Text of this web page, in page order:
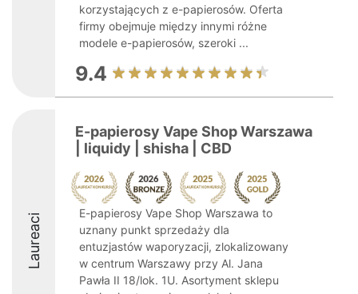
korzystających z e-papierosów. Oferta
firmy obejmuje między innymi różne
modele e-papierosów, szeroki ...
9.4
Laureaci
E-papierosy Vape Shop Warszawa
| liquidy | shisha | CBD
E-papierosy Vape Shop Warszawa to
uznany punkt sprzedaży dla
entuzjastów waporyzacji, zlokalizowany
w centrum Warszawy przy Al. Jana
Pawła II 18/lok. 1U. Asortyment sklepu